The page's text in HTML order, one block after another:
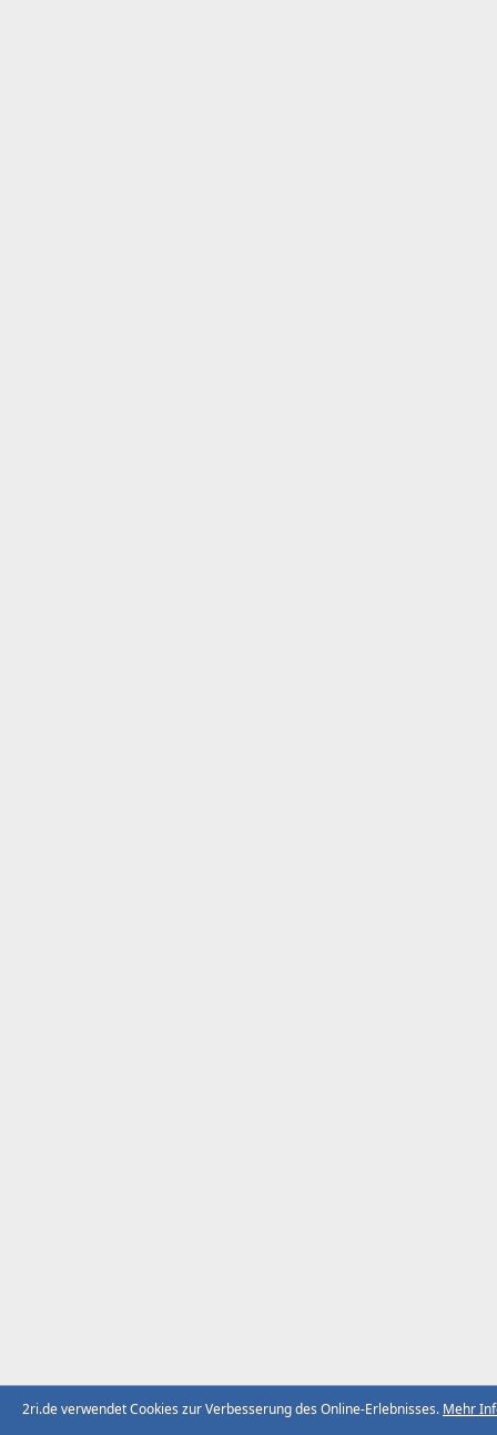
2ri.de verwendet Cookies zur Verbesserung des Online-Erlebnisses. Mehr